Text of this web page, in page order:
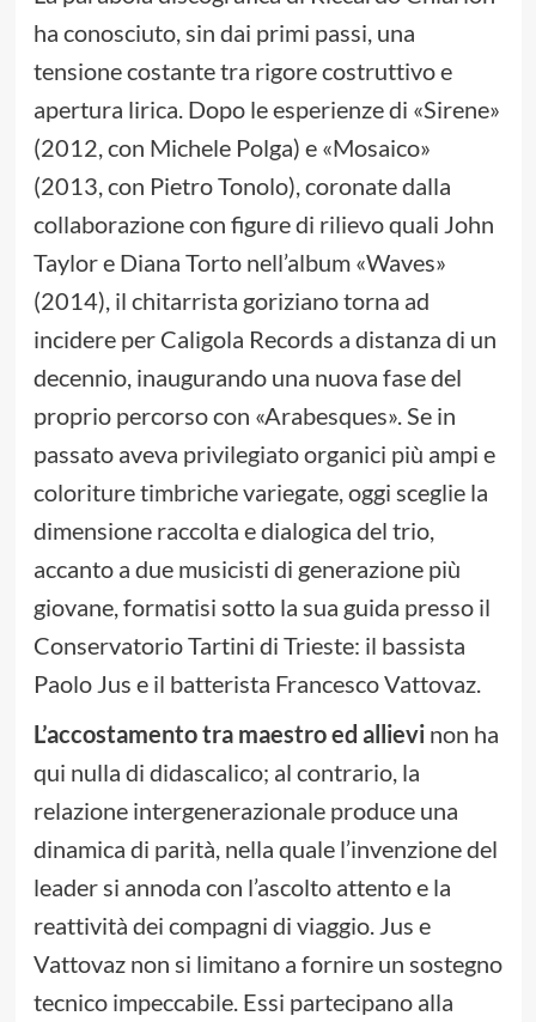
ha conosciuto, sin dai primi passi, una
tensione costante tra rigore costruttivo e
apertura lirica. Dopo le esperienze di «Sirene»
(2012, con Michele Polga) e «Mosaico»
(2013, con Pietro Tonolo), coronate dalla
collaborazione con figure di rilievo quali John
Taylor e Diana Torto nell’album «Waves»
(2014), il chitarrista goriziano torna ad
incidere per Caligola Records a distanza di un
decennio, inaugurando una nuova fase del
proprio percorso con «Arabesques». Se in
passato aveva privilegiato organici più ampi e
coloriture timbriche variegate, oggi sceglie la
dimensione raccolta e dialogica del trio,
accanto a due musicisti di generazione più
giovane, formatisi sotto la sua guida presso il
Conservatorio Tartini di Trieste: il bassista
Paolo Jus e il batterista Francesco Vattovaz.
L’accostamento tra maestro ed allievi non ha
qui nulla di didascalico; al contrario, la
relazione intergenerazionale produce una
dinamica di parità, nella quale l’invenzione del
leader si annoda con l’ascolto attento e la
reattività dei compagni di viaggio. Jus e
Vattovaz non si limitano a fornire un sostegno
tecnico impeccabile. Essi partecipano alla